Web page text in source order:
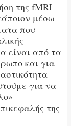
της fMRI
μέσω
που
είναι από τα
και για
για να
της